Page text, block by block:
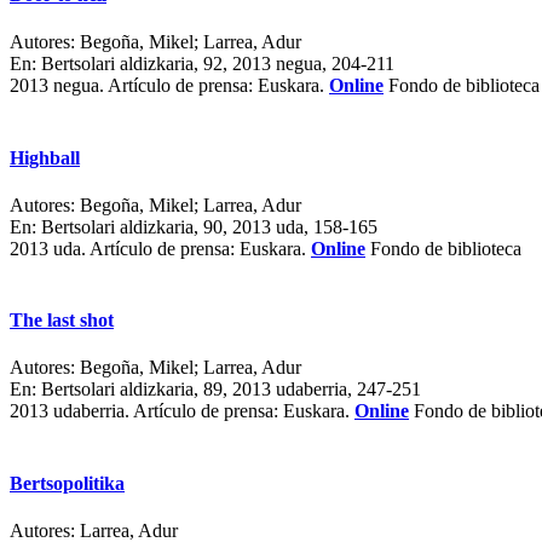
Autores: Begoña, Mikel; Larrea, Adur
En: Bertsolari aldizkaria, 92, 2013 negua, 204-211
2013 negua. Artículo de prensa: Euskara. Online Fondo de biblioteca
Highball
Autores: Begoña, Mikel; Larrea, Adur
En: Bertsolari aldizkaria, 90, 2013 uda, 158-165
2013 uda. Artículo de prensa: Euskara. Online Fondo de biblioteca
The last shot
Autores: Begoña, Mikel; Larrea, Adur
En: Bertsolari aldizkaria, 89, 2013 udaberria, 247-251
2013 udaberria. Artículo de prensa: Euskara. Online Fondo de
Bertsopolitika
Autores: Larrea, Adur